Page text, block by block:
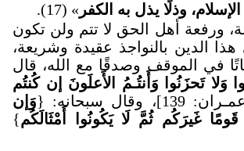
وذلًا يذل به الكفر » (17).
ورفعة أهل الحق لا تتم ولن تكون
هذا الدين بالنواجذ عقيدة وشريعة،
في الموقف وصدقًا مع الله، قال
وَلا تَحزَنُوا وَأَنتُـمُ الأَعلَونَ إن كُنتُم
وقال سبحانه: {
وَإن
غَيرَكُم ثُمَّ لَا يَكُونُوا أَمْثَالَكُم}